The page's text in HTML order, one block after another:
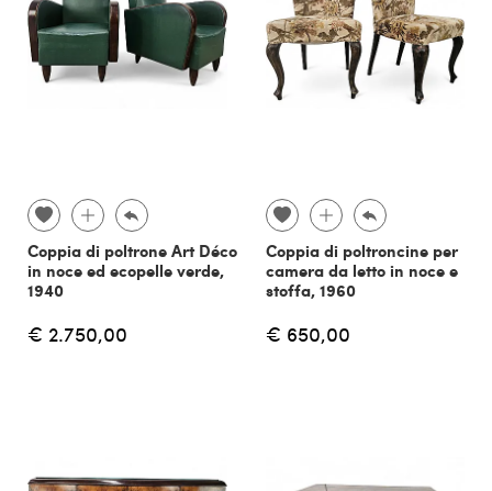
Coppia di poltrone Art Déco
in noce ed ecopelle verde,
1940
€ 2.750,00
Coppia di poltroncine per
camera da letto in noce e
stoffa, 1960
€ 650,00